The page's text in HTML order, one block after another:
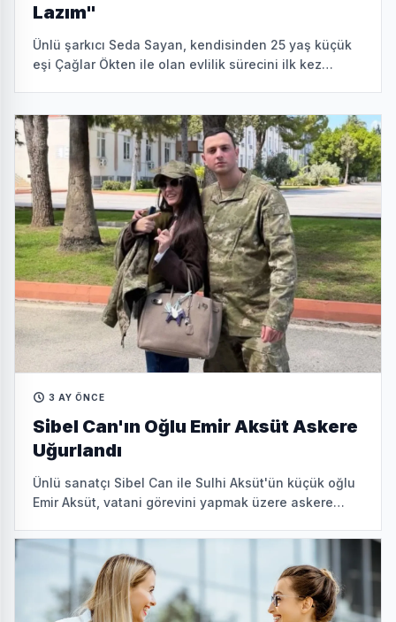
Lazım"
Ünlü şarkıcı Seda Sayan, kendisinden 25 yaş küçük
eşi Çağlar Ökten ile olan evlilik sürecini ilk kez
3 AY ÖNCE
Sibel Can'ın Oğlu Emir Aksüt Askere
Uğurlandı
Ünlü sanatçı Sibel Can ile Sulhi Aksüt'ün küçük oğlu
Emir Aksüt, vatani görevini yapmak üzere askere
etti.